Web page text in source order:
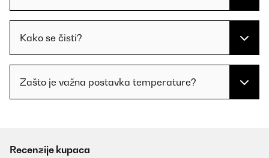
Kako se čisti?
Zašto je važna postavka temperature?
Recenzije kupaca